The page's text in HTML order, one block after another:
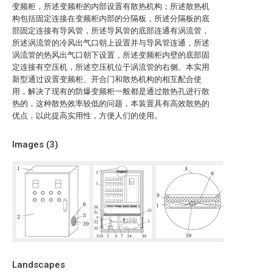
变频柜，所述变频柜的内部设置有散热机构；所述散热机
构包括固定连接在变频柜内部的分隔板，所述分隔板的底
部固定连接有导风管，所述导风管的底部连通有涡流管，
所述涡流管的冷风出气口朝上设置并与导风管连通，所述
涡流管的热风出气口朝下设置，所述变频柜内壁的底部固
定连接有空压机，所述空压机位于涡流管的右侧。本实用
新型通过设置变频柜、开合门和散热机构的相互配合使
用，解决了现有的防爆变频柜一般都是通过散热孔进行散
热的，这种散热效率较低的问题，本装置具有高效散热的
优点，以此提高实用性，方便人们的使用。
Images (3)
Landscapes